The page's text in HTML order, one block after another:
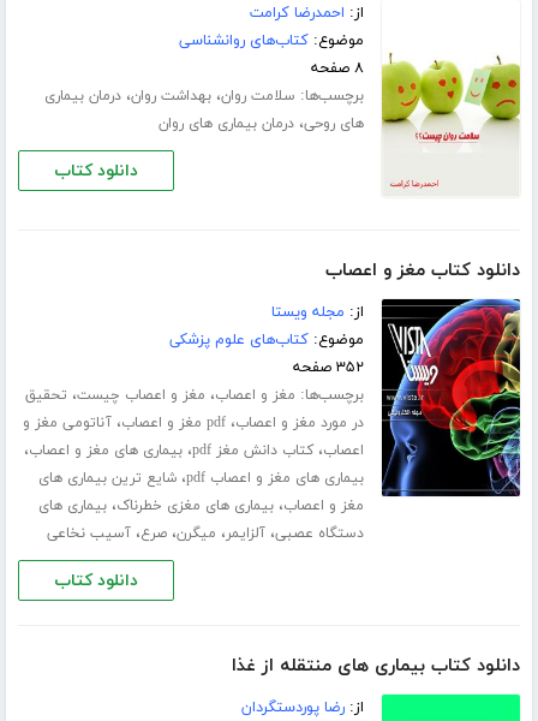
از: احمدرضا کرامت
موضوع:کتاب‌های روانشناسی
۸ صفحه
برچسب‌ها: سلامت روان،بهداشت روان،درمان بیماری
های روحی،درمان بیماری های روان
دانلود کتاب
دانلود کتاب مغز و اعصاب
از: مجله ویستا
موضوع:کتاب‌های علوم پزشکی
۳۵۲ صفحه
برچسب‌ها: مغز و اعصاب، مغز و اعصاب چیست، تحقیق
در مورد مغز و اعصاب،pdf مغز و اعصاب ،آناتومی مغز و
اعصاب،کتاب دانش مغز pdf ،بیماری های مغز و اعصاب،
بیماری های مغز و اعصاب pdf ،شایع ترین بیماری های
مغز و اعصاب،بیماری های مغزی خطرناک،بیماری های
دستگاه عصبی،آلزایمر، میگرن،صرع،آسیب نخاعی
دانلود کتاب
دانلود کتاب بیماری های منتقله از غذا
از:رضا پوردستگردان